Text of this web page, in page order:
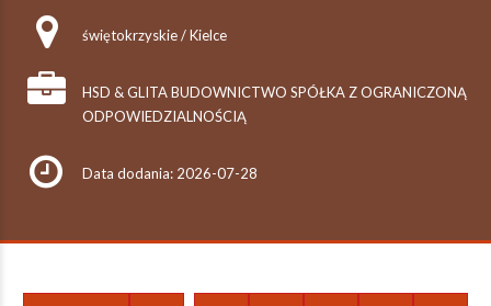
świętokrzyskie / Kielce
HSD & GLITA BUDOWNICTWO SPÓŁKA Z OGRANICZONĄ
ODPOWIEDZIALNOŚCIĄ
Data dodania: 2026-07-28